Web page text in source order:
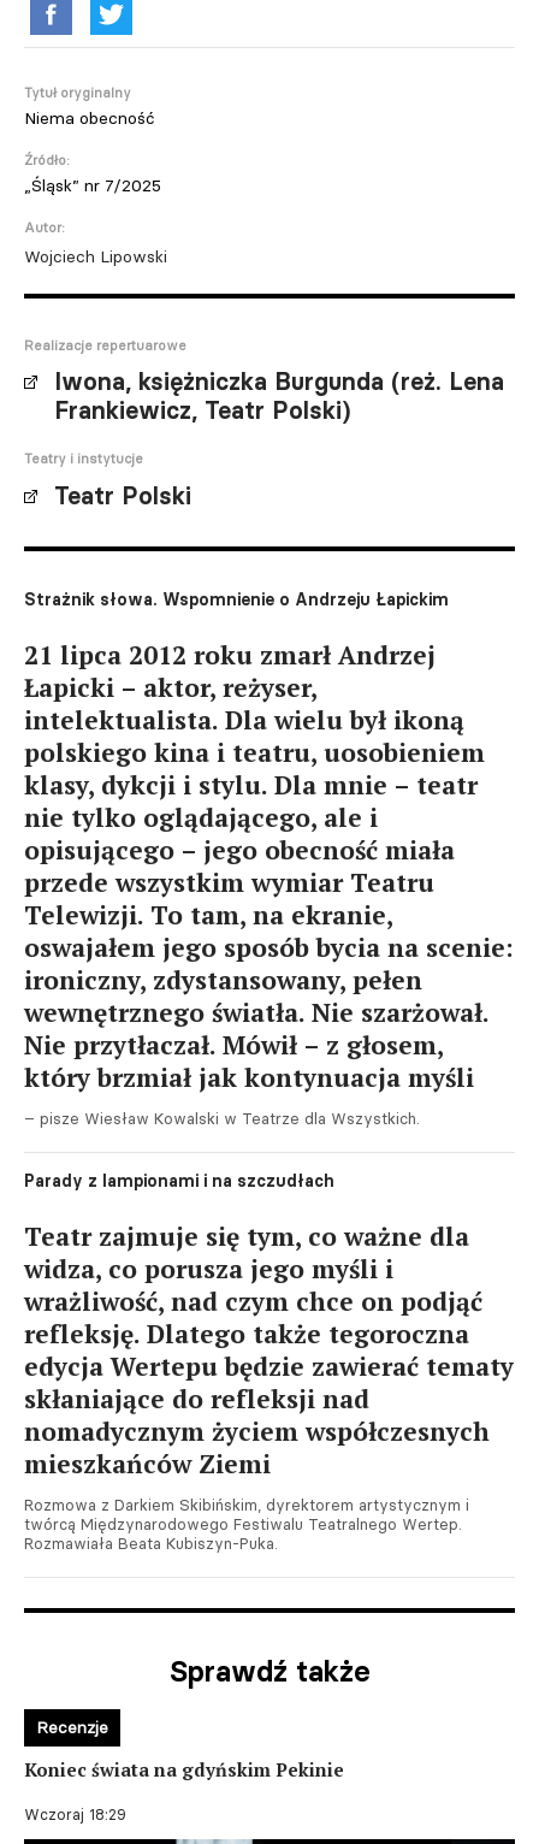
Tytuł oryginalny
Niema obecność
Źródło:
„Śląsk” nr 7/2025
Autor:
Wojciech Lipowski
Realizacje repertuarowe
Iwona, księżniczka Burgunda (reż. Lena
Frankiewicz, Teatr Polski)
Teatry i instytucje
Teatr Polski
Strażnik słowa. Wspomnienie o Andrzeju Łapickim
21 lipca 2012 roku zmarł Andrzej
Łapicki – aktor, reżyser,
intelektualista. Dla wielu był ikoną
polskiego kina i teatru, uosobieniem
klasy, dykcji i stylu. Dla mnie – teatr
nie tylko oglądającego, ale i
opisującego – jego obecność miała
przede wszystkim wymiar Teatru
Telewizji. To tam, na ekranie,
oswajałem jego sposób bycia na scenie:
ironiczny, zdystansowany, pełen
wewnętrznego światła. Nie szarżował.
Nie przytłaczał. Mówił – z głosem,
który brzmiał jak kontynuacja myśli
– pisze Wiesław Kowalski w Teatrze dla Wszystkich.
Parady z lampionami i na szczudłach
Teatr zajmuje się tym, co ważne dla
widza, co porusza jego myśli i
wrażliwość, nad czym chce on podjąć
refleksję. Dlatego także tegoroczna
edycja Wertepu będzie zawierać tematy
skłaniające do refleksji nad
nomadycznym życiem współczesnych
mieszkańców Ziemi
Rozmowa z Darkiem Skibińskim, dyrektorem artystycznym i
twórcą Międzynarodowego Festiwalu Teatralnego Wertep.
Rozmawiała Beata Kubiszyn-Puka.
Sprawdź także
Koniec świata na gdyńskim Pekinie
Wczoraj 18:29
Recenzje